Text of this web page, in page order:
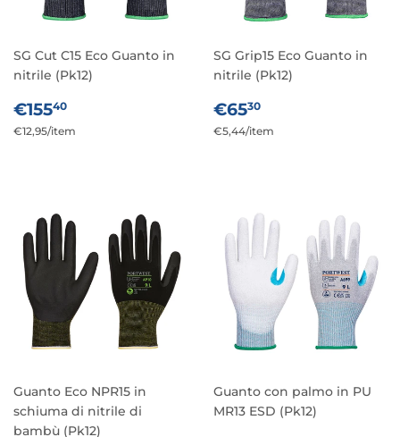
SG Cut C15 Eco Guanto in
nitrile (Pk12)
PREZZO
DI
€15540
Prezzo
€12,95/per
item
SG Grip15 Eco Guanto in
nitrile (Pk12)
PREZZO
DI
€6530
Prezzo
€5,44/per
item
Guanto Eco NPR15 in
schiuma di nitrile di
bambù (Pk12)
Guanto con palmo in PU
MR13 ESD (Pk12)